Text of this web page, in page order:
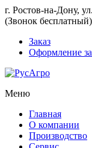
г. Ростов-на-Дону,
(Звонок
Заказ
Оформление
Меню
Главная
О компании
Производство